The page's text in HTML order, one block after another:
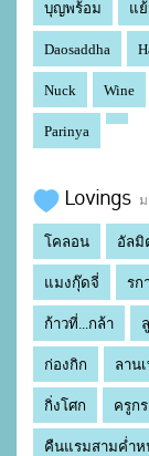
บุญพร้อม แ
Daosaddha
Nuck Wine
Parinya
Lovings ม
โคลอน อัลมิ
แมงกุ๊ดจี่ รก
ก้าวที่...กล้า
ก่องกิก ลาน
กิ่งโศก ครูก
คืนแรมสามค่ำห